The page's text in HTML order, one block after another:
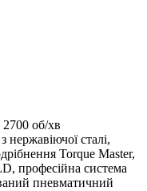
2700 об/хв
нержавіючої сталі,
Torque Master,
професійна система
пневматичний